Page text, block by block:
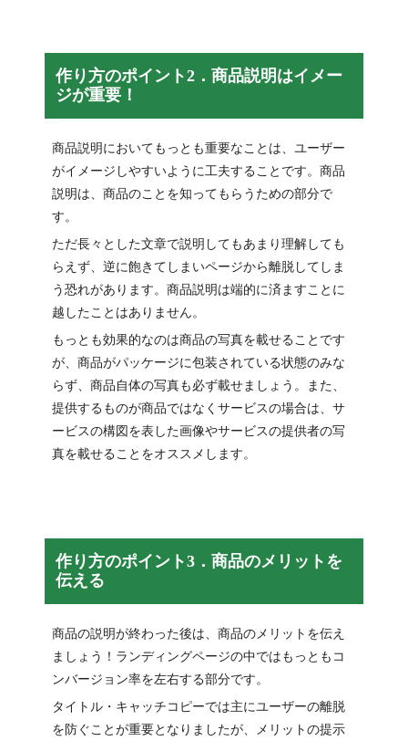
作り方のポイント2．商品説明はイメー
ジが重要！
商品説明においてもっとも重要なことは、ユーザー
がイメージしやすいように工夫することです。商品
説明は、商品のことを知ってもらうための部分で
す。
ただ長々とした文章で説明してもあまり理解しても
らえず、逆に飽きてしまいページから離脱してしま
う恐れがあります。商品説明は端的に済ますことに
越したことはありません。
もっとも効果的なのは商品の写真を載せることです
が、商品がパッケージに包装されている状態のみな
らず、商品自体の写真も必ず載せましょう。また、
提供するものが商品ではなくサービスの場合は、サ
ービスの構図を表した画像やサービスの提供者の写
真を載せることをオススメします。
作り方のポイント3．商品のメリットを
伝える
商品の説明が終わった後は、商品のメリットを伝え
ましょう！ランディングページの中ではもっともコ
ンバージョン率を左右する部分です。
タイトル・キャッチコピーでは主にユーザーの離脱
を防ぐことが重要となりましたが、メリットの提示